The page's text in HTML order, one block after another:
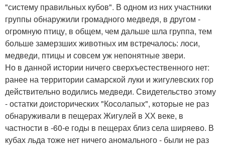
"систему правильных кубов". В одном из них участники
группы обнаружили громадного медведя, в другом -
огромную птицу, в общем, чем дальше шла группа, тем
больше замерзших животных им встречалось: лоси,
медведи, птицы и совсем уж непонятные звери.
Но в данной истории ничего сверхъестественного нет:
ранее на территории самарской луки и жигулевских гор
действительно водились медведи. Свидетельство этому
- остатки доисторических "Косолапых", которые не раз
обнаруживали в пещерах Жигулей в ХХ веке, в
частности в -60-е годы в пещерах близ села ширяево. В
кубах льда тоже нет ничего аномального - были не раз